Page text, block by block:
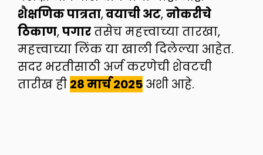
शैक्षणिक पात्रता,वयाची अट,नोकरीचे
ठिकाण,पगारतसेच महत्त्वाच्या तारखा,
महत्त्वाच्या लिंक या खाली दिलेल्या आहेत.
सदर भरतीसाठी अर्ज करणेची शेवटची
तारीख ही 28 मार्च 2025 अशी आहे.